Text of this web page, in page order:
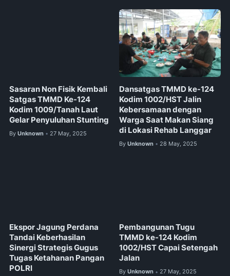
Sasaran Non Fisik Kembali
Satgas TMMD Ke-124
Kodim 1009/Tanah Laut
Gelar Penyuluhan Stunting
By Unknown • 27 May, 2025
Dansatgas TMMD ke-124
Kodim 1002/HST Jalin
Kebersamaan dengan
Warga Saat Makan Siang
di Lokasi Rehab Langgar
By Unknown • 28 May, 2025
Ekspor Jagung Perdana
Tandai Keberhasilan
Sinergi Strategis Gugus
Tugas Ketahanan Pangan
POLRI
Pembangunan Tugu
TMMD ke-124 Kodim
1002/HST Capai Setengah
Jalan
By Unknown • 27 May, 2025